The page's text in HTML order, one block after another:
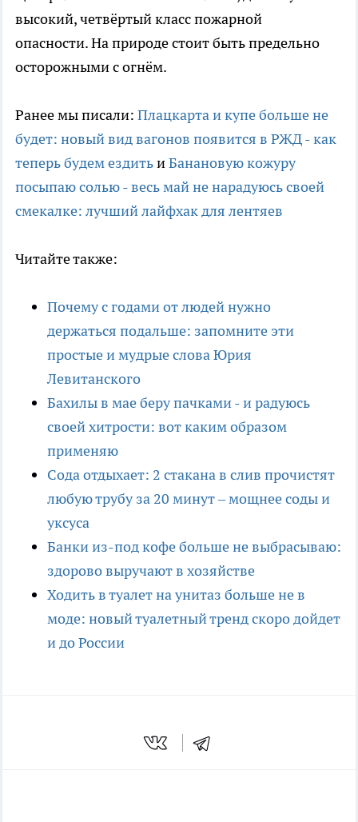
высокий, четвёртый класс пожарной
опасности. На природе стоит быть предельно
осторожными с огнём.
Ранее мы писали: Плацкарта и купе больше не
будет: новый вид вагонов появится в РЖД - как
теперь будем ездитьиБанановую кожуру
посыпаю солью - весь май не нарадуюсь своей
смекалке: лучший лайфхак для лентяев
Читайте также:
Почему с годами от людей нужно
держаться подальше: запомните эти
простые и мудрые слова Юрия
Левитанского
Бахилы в мае беру пачками - и радуюсь
своей хитрости: вот каким образом
применяю
Сода отдыхает: 2 стакана в слив прочистят
любую трубу за 20 минут – мощнее соды и
уксуса
Банки из-под кофе больше не выбрасываю:
здорово выручают в хозяйстве
Ходить в туалет на унитаз больше не в
моде: новый туалетный тренд скоро дойдет
и до России